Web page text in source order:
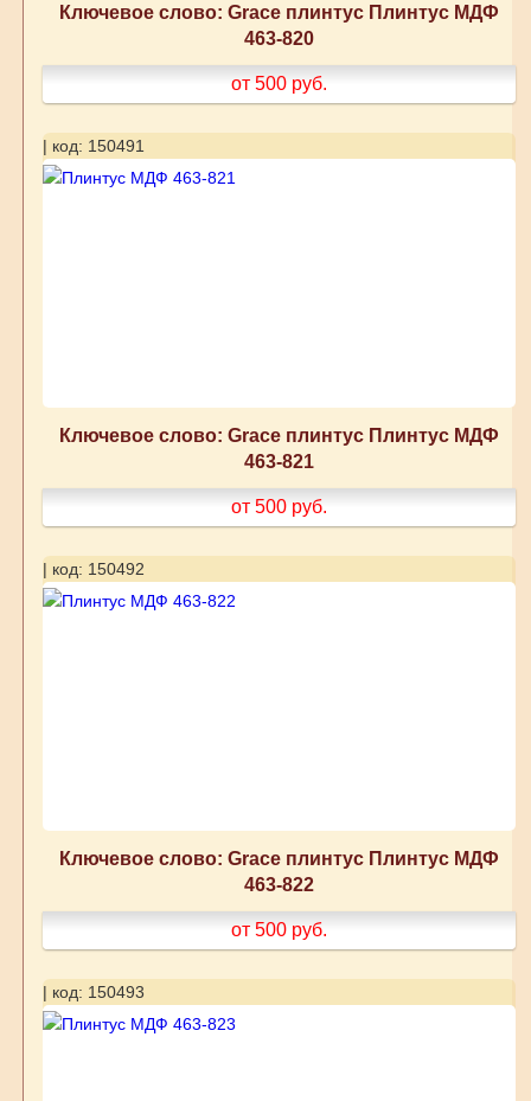
Ключевое слово: Grace плинтус Плинтус МДФ
463-820
от 500 руб.
| код: 150491
Ключевое слово: Grace плинтус Плинтус МДФ
463-821
от 500 руб.
| код: 150492
Ключевое слово: Grace плинтус Плинтус МДФ
463-822
от 500 руб.
| код: 150493